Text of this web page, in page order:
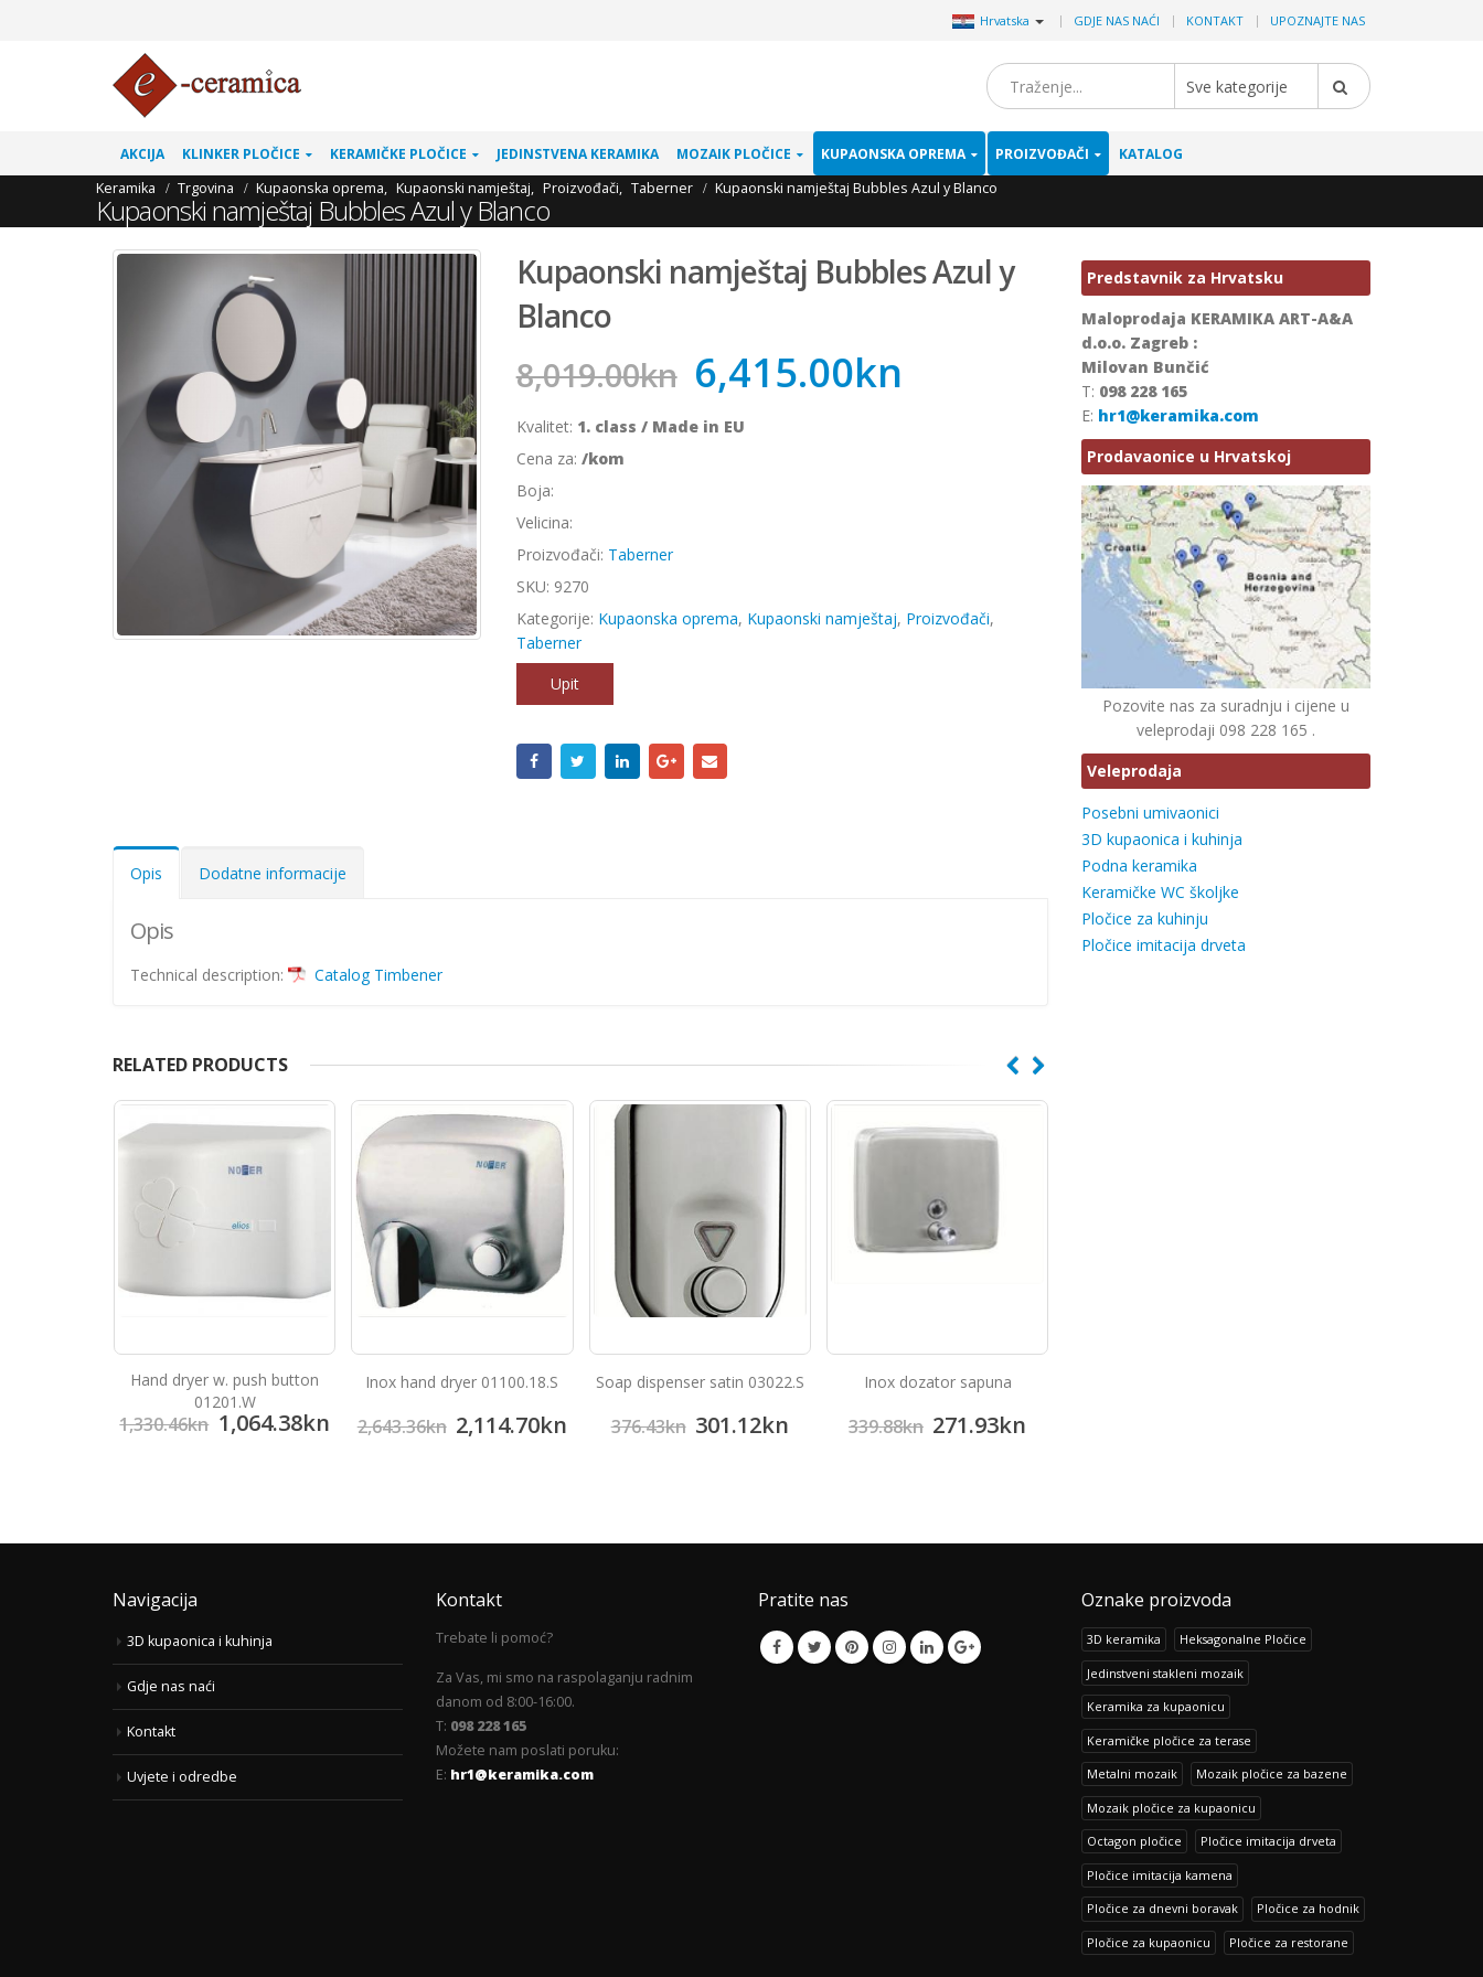
Hrvatska | GDJE NAS NAĆI KONTAKT UPOZNAJTE NAS
Sve kategorije
AKCIJA KLINKER PLOČICE KERAMIČKE PLOČICE JEDINSTVENA KERAMIKA MOZAIK PLOČICE KUPAONSKA OPREMA PROIZVOĐAČI
KATALOG
Keramika
Trgovina Kupaonska oprema, Kupaonski namještaj, Proizvođači, Taberner Kupaonski namještaj Bubbles Azul y Blanco
Kupaonski namještaj Bubbles Azul y Blanco
Kupaonski namještaj Bubbles Azul y
Blanco
8,019.00kn 6,415.00kn
Kvalitet: 1. class / Made in EU
Cena za: /kom
Boja:
Velicina:
Proizvođači: Taberner
SKU: 9270
Kategorije: Kupaonska oprema, Kupaonski namještaj, Proizvođači,
Taberner
Upit
Opis Dodatne informacije
Opis
Technical description: Catalog Timbener
RELATED PRODUCTS
Hand dryer w. push button
01201.W
1,330.46kn 1,064.38kn
Inox hand dryer 01100.18.S
2,643.36kn 2,114.70kn
Soap dispenser satin 03022.S
376.43kn 301.12kn
Inox dozator sapuna
339.88kn 271.93kn
Predstavnik za Hrvatsku
Maloprodaja KERAMIKA ART-A&A
d.o.o. Zagreb :
Milovan Bunčić
T: 098 228 165
E: hr1@keramika.com
Prodavaonice u Hrvatskoj
Pozovite nas za suradnju i cijene u
veleprodaji 098 228 165 .
Veleprodaja
Posebni umivaonici
3D kupaonica i kuhinja
Podna keramika
Keramičke WC školjke
Pločice za kuhinju
Pločice imitacija drveta
Navigacija
3D kupaonica i kuhinja
Gdje nas naći
Kontakt
Uvjete i odredbe
Kontakt
Trebate li pomoć?
Za Vas, mi smo na raspolaganju radnim
danom od 8:00-16:00.
T: 098 228 165
Možete nam poslati poruku:
E: hr1@keramika.com
Pratite nas Oznake proizvoda
3D keramika Heksagonalne Pločice
Jedinstveni stakleni mozaik
Keramika za kupaonicu
Keramičke pločice za terase
Metalni mozaik Mozaik pločice za bazene
Mozaik pločice za kupaonicu
Octagon pločice Pločice imitacija drveta
Pločice imitacija kamena
Pločice za dnevni boravak Pločice za hodnik
Pločice za kupaonicu Pločice za restorane